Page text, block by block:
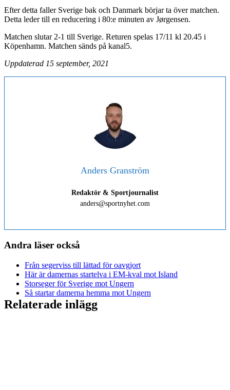
Efter detta faller Sverige bak och Danmark börjar ta över matchen.
Detta leder till en reducering i 80:e minuten av Jørgensen.
Matchen slutar 2-1 till Sverige. Returen spelas 17/11 kl 20.45 i
Köpenhamn. Matchen sänds på kanal5.
Uppdaterad 15 september, 2021
Anders Granström
Redaktör & Sportjournalist
anders@sportnyhet.com
Andra läser också
Från segerviss till lättad för oavgjort
Här är damernas startelva i EM-kval mot Island
Storseger för Sverige mot Ungern
Så startar damerna hemma mot Ungern
Relaterade inlägg